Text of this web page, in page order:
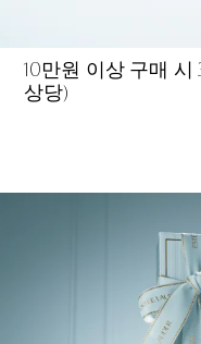
10만원 이상 구매 시
상당)